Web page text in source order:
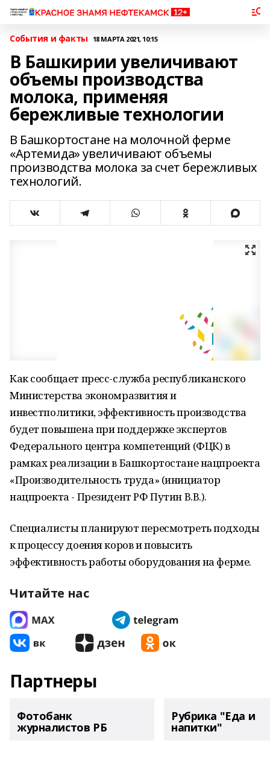
События и факты 18 МАРТА 2021, 10:15
В Башкирии увеличивают
объемы производства
молока, применяя
бережливые технологии
В Башкортостане на молочной ферме
«Артемида» увеличивают объемы
производства молока за счет бережливых
технологий.
Как сообщает пресс-служба республиканского
Министерства экономразвития и
инвестполитики, эффективность производства
будет повышена при поддержке экспертов
Федерального центра компетенций (ФЦК) в
рамках реализации в Башкортостане нацпроекта
«Производительность труда» (инициатор
нацпроекта - Президент РФ Путин В.В.).
Специалисты планируют пересмотреть подходы
к процессу доения коров и повысить
эффективность работы оборудования на ферме.
Читайте нас
Партнеры
Фотобанк
журналистов РБ
Рубрика "Еда и
напитки"